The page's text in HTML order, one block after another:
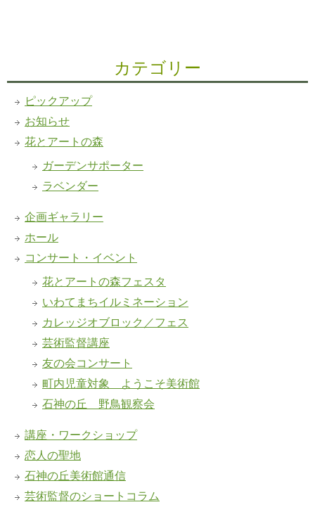
カテゴリー
ピックアップ
お知らせ
花とアートの森
ガーデンサポーター
ラベンダー
企画ギャラリー
ホール
コンサート・イベント
花とアートの森フェスタ
いわてまちイルミネーション
カレッジオブロック／フェス
芸術監督講座
友の会コンサート
町内児童対象 ようこそ美術館
石神の丘 野鳥観察会
講座・ワークショップ
恋人の聖地
石神の丘美術館通信
芸術監督のショートコラム